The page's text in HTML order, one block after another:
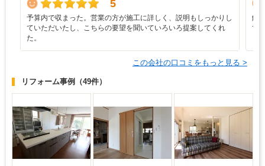
5
予算内で収まった。営業の方が施工に詳しく、説明もしっかりし
ていただいたし、こちらの要望を聞いていろいろ提案してくれ
た。
解
て
この会社の口コミをもっと見る >
リフォーム事例 （49件）